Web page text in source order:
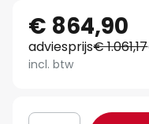
€ 864,90
adviesprijs€ 1.061,17
incl. btw